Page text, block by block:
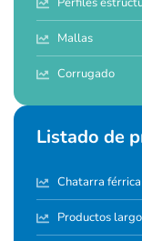
Mallas
Corrugado
Listado de
Chatarra
Productos